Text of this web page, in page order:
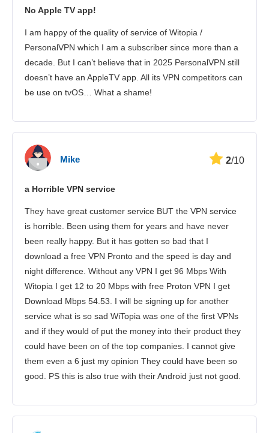
Zákaznická podpora
No Apple TV app!
I am happy of the quality of service of Witopia /
PersonalVPN which I am a subscriber since more than a
decade. But I can’t believe that in 2025 PersonalVPN still
doesn’t have an AppleTV app. All its VPN competitors can
be use on tvOS… What a shame!
Mike 2/10
a Horrible VPN service
They have great customer service BUT the VPN service
is horrible. Been using them for years and have never
been really happy. But it has gotten so bad that I
download a free VPN Pronto and the speed is day and
night difference. Without any VPN I get 96 Mbps With
Witopia I get 12 to 20 Mbps with free Proton VPN I get
Download Mbps 54.53. I will be signing up for another
service what is so sad WiTopia was one of the first VPNs
and if they would of put the money into their product they
could have been on of the top companies. I cannot give
them even a 6 just my opinion They could have been so
good. PS this is also true with their Android just not good.